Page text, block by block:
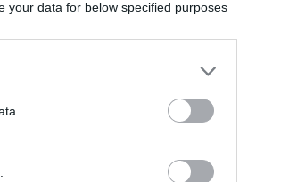
your data for below specified purposes